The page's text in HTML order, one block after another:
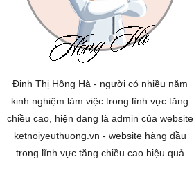
Đinh Thị Hồng Hà - người có nhiều năm
kinh nghiệm làm việc trong lĩnh vực tăng
chiều cao, hiện đang là admin của website
ketnoiyeuthuong.vn - website hàng đầu
trong lĩnh vực tăng chiều cao hiệu quả